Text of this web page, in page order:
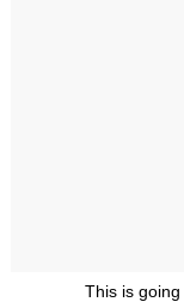
This is